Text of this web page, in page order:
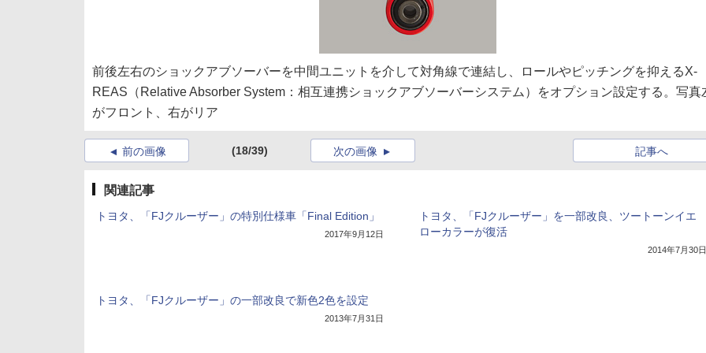
前後左右のショックアブソーバーを中間ユニットを介して対角線で連結し、ロールやピッチングを抑えるX-
REAS（Relative Absorber System：相互連携ショックアブソーバーシステム）をオプション設定する。写真
がフロント、右がリア
前の画像 (18/39) 記事へ
次の画像
関連記事
トヨタ、「FJクルーザー」の特別仕様車「Final Edition」
2017年9月12日
トヨタ、「FJクルーザー」を一部改良、ツートーンイエ
ローカラーが復活
2014年7月30日
トヨタ、「FJクルーザー」の一部改良で新色2色を設定
2013年7月31日